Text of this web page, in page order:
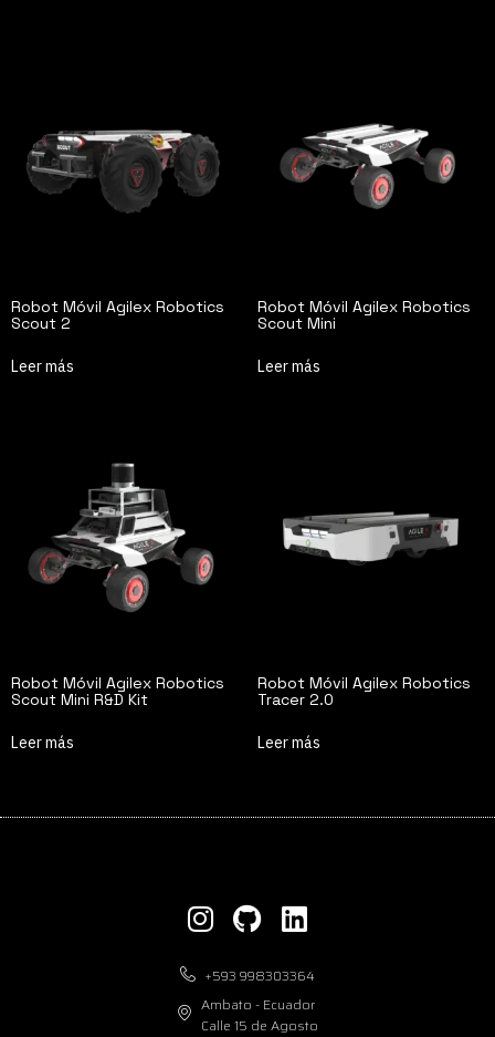
Robot Móvil Agilex Robotics
Scout 2
Leer más
Robot Móvil Agilex Robotics
Scout Mini
Leer más
Robot Móvil Agilex Robotics
Scout Mini R&D Kit
Leer más
Robot Móvil Agilex Robotics
Tracer 2.0
Leer más
+593 998303364
Ambato - Ecuador
Calle 15 de Agosto